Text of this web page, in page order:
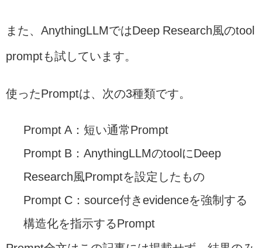
また、AnythingLLMではDeep Research風のtool
promptも試しています。
使ったPromptは、次の3種類です。
Prompt A：短い通常Prompt
Prompt B：AnythingLLMのtoolにDeep
Research風Promptを設定したもの
Prompt C：source付きevidenceを強制する
構造化を指示するPrompt